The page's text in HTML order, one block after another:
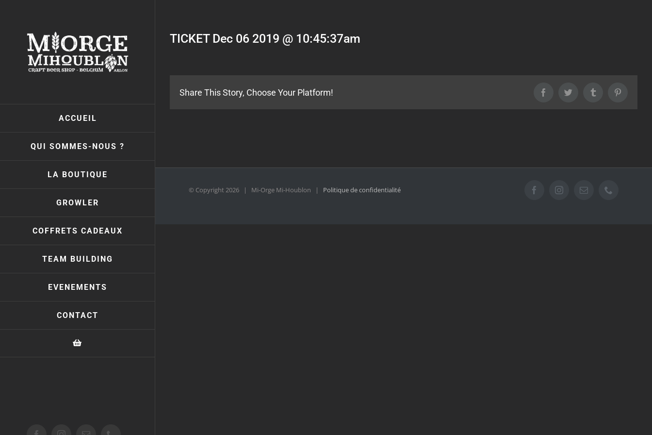
ACCUEIL
QUI SOMMES-NOUS ?
LA BOUTIQUE
GROWLER
COFFRETS CADEAUX
TEAM BUILDING
EVENEMENTS
CONTACT
TICKET Dec 06 2019 @ 10:45:37am
Share This Story, Choose Your Platform! FacebookTwitter Tumblr
© Copyright2026 | Mi-Orge Mi-Houblon | Politique de confidentialité FacebookInstagramEmail